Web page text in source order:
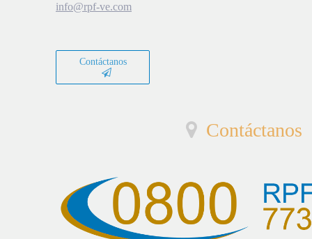
info@rpf-ve.com
Contáctanos
Contáctanos